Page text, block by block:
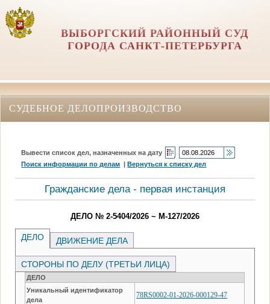
ВЫБОРГСКИЙ РАЙОННЫЙ СУД
ГОРОДА САНКТ-ПЕТЕРБУРГА
СУДЕБНОЕ ДЕЛОПРОИЗВОДСТВО
Вывести список дел, назначенных на дату
Поиск информации по делам |Вернуться к списку дел
Гражданские дела - первая инстанция
ДЕЛО № 2-5404/2026 ~ М-127/2026
ДЕЛО ДВИЖЕНИЕ ДЕЛА
СТОРОНЫ ПО ДЕЛУ (ТРЕТЬИ ЛИЦА)
ДЕЛО
Уникальный идентификатор
дела
78RS0002-01-2026-000129-47